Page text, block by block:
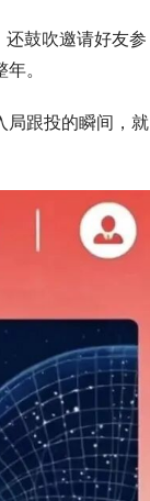
鼓吹邀请好友参
。
局跟投的瞬间，就